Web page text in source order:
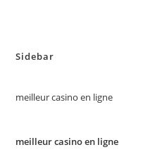
Sidebar
meilleur casino en ligne
meilleur casino en ligne